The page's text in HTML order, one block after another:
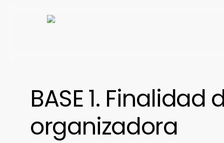
BASE 1.
organizadora